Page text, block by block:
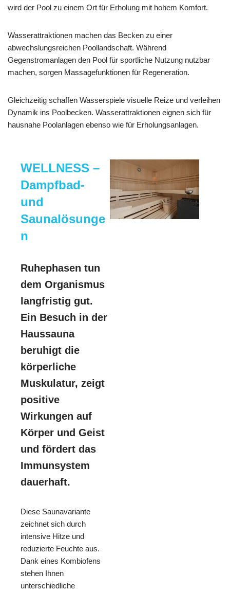
wird der Pool zu einem Ort für Erholung mit hohem Komfort.
Wasserattraktionen machen das Becken zu einer
abwechslungsreichen Poollandschaft. Während
Gegenstromanlagen den Pool für sportliche Nutzung nutzbar
machen, sorgen Massagefunktionen für Regeneration.
Gleichzeitig schaffen Wasserspiele visuelle Reize und verleihen
Dynamik ins Poolbecken. Wasserattraktionen eignen sich für
hausnahe Poolanlagen ebenso wie für Erholungsanlagen.
WELLNESS –
Dampfbad-
und
Saunalösunge
n
Ruhephasen tun
dem Organismus
langfristig gut.
Ein Besuch in der
Haussauna
beruhigt die
körperliche
Muskulatur, zeigt
positive
Wirkungen auf
Körper und Geist
und fördert das
Immunsystem
dauerhaft.
Diese Saunavariante
zeichnet sich durch
intensive Hitze und
reduzierte Feuchte aus.
Dank eines Kombiofens
stehen Ihnen
unterschiedliche